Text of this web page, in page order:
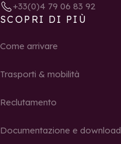
+33(0)4 79 06 83 92
SCOPRI DI PIÙ
Come arrivare
Trasporti & mobilità
Reclutamento
Documentazione e download